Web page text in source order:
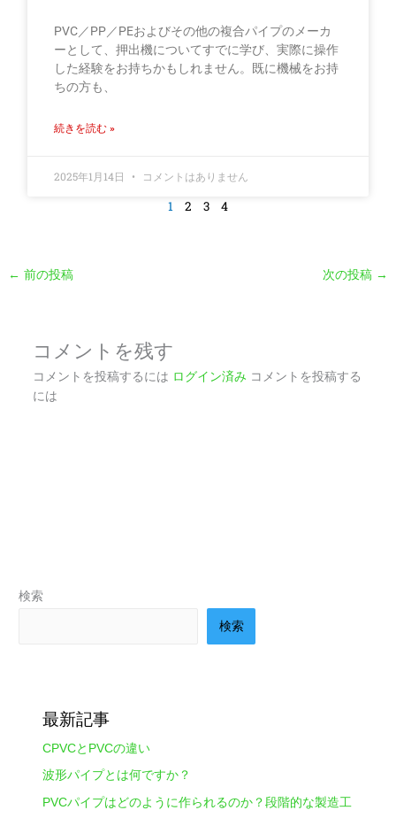
PVC／PP／PEおよびその他の複合パイプのメーカ
ーとして、押出機についてすでに学び、実際に操作
した経験をお持ちかもしれません。既に機械をお持
ちの方も、
続きを読む »
2025年1月14日 コメントはありません
1 2 3 4
← 前の投稿 次の投稿 →
コメントを残す
コメントを投稿するには ログイン済み コメントを投稿する
には
検索
検索
最新記事
CPVCとPVCの違い
波形パイプとは何ですか？
PVCパイプはどのように作られるのか？段階的な製造工